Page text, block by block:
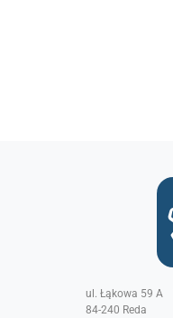
ul. Łąkowa 59 A
84-240 Reda